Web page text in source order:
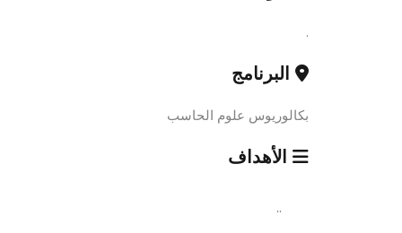
.
البرنامج
بكالوريوس علوم الحاسب
الأهداف
..